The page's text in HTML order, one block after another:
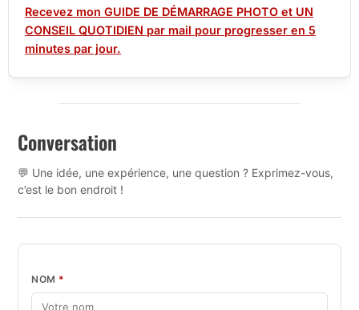
Recevez mon GUIDE DE DÉMARRAGE PHOTO et UN
CONSEIL QUOTIDIEN par mail pour progresser en 5
minutes par jour.
Conversation
💬 Une idée, une expérience, une question ? Exprimez-vous,
c’est le bon endroit !
NOM *